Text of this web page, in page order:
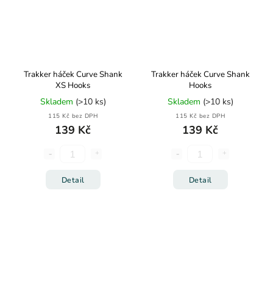
Trakker háček Curve Shank
XS Hooks
Skladem (>10 ks)
115 Kč bez DPH
139 Kč
Detail
Trakker háček Curve Shank
Hooks
Skladem (>10 ks)
115 Kč bez DPH
139 Kč
Detail